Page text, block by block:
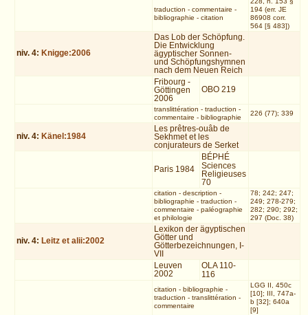
traduction - commentaire -
bibliographie - citation
194 (err. JE
86908 corr.
564 [§ 483])
niv. 4: Knigge:2006
Das Lob der Schöpfung.
Die Entwicklung
ägyptischer Sonnen-
und Schöpfungshymnen
nach dem Neuen Reich
Fribourg -
Göttingen
2006
OBO 219
translittération - traduction -
commentaire - bibliographie
226 (77); 339
niv. 4: Känel:1984
Les prêtres-ouâb de
Sekhmet et les
conjurateurs de Serket
Paris 1984
BÉPHÉ
Sciences
Religieuses
70
citation - description -
bibliographie - traduction -
commentaire - paléographie
et philologie
78; 242; 247;
249; 278-279;
282; 290; 292;
297 (Doc. 38)
niv. 4: Leitz et alii:2002
Lexikon der ägyptischen
Götter und
Götterbezeichnungen, I-
VII
Leuven
2002
OLA 110-
116
citation - bibliographie -
traduction - translittération -
commentaire
LGG II, 450c
[10]; III, 747a-
b [32]; 640a
[9]